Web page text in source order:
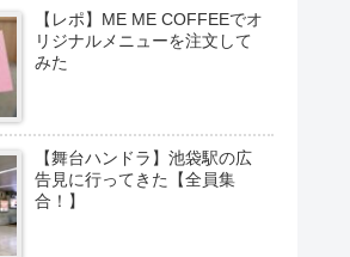
【レポ】ME ME COFFEEでオ
リジナルメニューを注文して
みた
【舞台ハンドラ】池袋駅の広
告見に行ってきた【全員集
合！】